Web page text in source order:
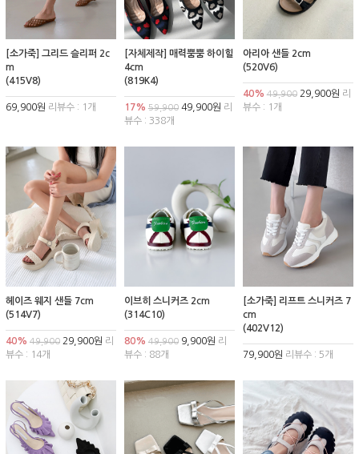
[소가죽] 그리드 슬리퍼 2c
m
(415V8)
69,900원 리뷰수 : 1개
[자체제작] 매력뿜뿜 하이힐
4cm
(819K4)
17% 59,90049,900원 리
뷰수 : 338개
아리아 샌들 2cm
(520V6)
40% 49,90029,900원 리
뷰수 : 1개
헤이즈 웨지 샌들 7cm
(514V7)
40% 49,900 29,900원 리
뷰수 : 14개
이브히 스니커즈 2cm
(314C10)
80% 49,9009,900원 리
뷰수 : 88개
[소가죽] 리프트 스니커즈 7
cm
(402V12)
79,900원 리뷰수 : 5개